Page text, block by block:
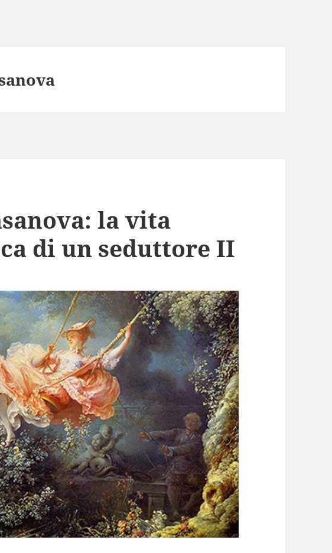
la vita
di un seduttore II